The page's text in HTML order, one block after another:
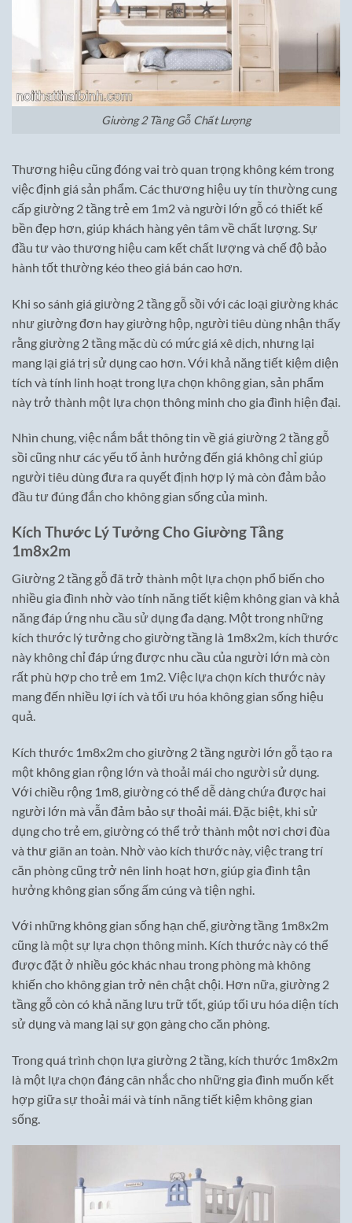
Giường 2 Tầng Gỗ Chất Lượng
Thương hiệu cũng đóng vai trò quan trọng không kém trong
việc định giá sản phẩm. Các thương hiệu uy tín thường cung
cấp giường 2 tầng trẻ em 1m2 và người lớn gỗ có thiết kế
bền đẹp hơn, giúp khách hàng yên tâm về chất lượng. Sự
đầu tư vào thương hiệu cam kết chất lượng và chế độ bảo
hành tốt thường kéo theo giá bán cao hơn.
Khi so sánh giá giường 2 tầng gỗ sồi với các loại giường khác
như giường đơn hay giường hộp, người tiêu dùng nhận thấy
rằng giường 2 tầng mặc dù có mức giá xê dịch, nhưng lại
mang lại giá trị sử dụng cao hơn. Với khả năng tiết kiệm diện
tích và tính linh hoạt trong lựa chọn không gian, sản phẩm
này trở thành một lựa chọn thông minh cho gia đình hiện đại.
Nhìn chung, việc nắm bắt thông tin về giá giường 2 tầng gỗ
sồi cũng như các yếu tố ảnh hưởng đến giá không chỉ giúp
người tiêu dùng đưa ra quyết định hợp lý mà còn đảm bảo
đầu tư đúng đắn cho không gian sống của mình.
Kích Thước Lý Tưởng Cho Giường Tầng
1m8x2m
Giường 2 tầng gỗ đã trở thành một lựa chọn phổ biến cho
nhiều gia đình nhờ vào tính năng tiết kiệm không gian và khả
năng đáp ứng nhu cầu sử dụng đa dạng. Một trong những
kích thước lý tưởng cho giường tầng là 1m8x2m, kích thước
này không chỉ đáp ứng được nhu cầu của người lớn mà còn
rất phù hợp cho trẻ em 1m2. Việc lựa chọn kích thước này
mang đến nhiều lợi ích và tối ưu hóa không gian sống hiệu
quả.
Kích thước 1m8x2m cho giường 2 tầng người lớn gỗ tạo ra
một không gian rộng lớn và thoải mái cho người sử dụng.
Với chiều rộng 1m8, giường có thể dễ dàng chứa được hai
người lớn mà vẫn đảm bảo sự thoải mái. Đặc biệt, khi sử
dụng cho trẻ em, giường có thể trở thành một nơi chơi đùa
và thư giãn an toàn. Nhờ vào kích thước này, việc trang trí
căn phòng cũng trở nên linh hoạt hơn, giúp gia đình tận
hưởng không gian sống ấm cúng và tiện nghi.
Với những không gian sống hạn chế, giường tầng 1m8x2m
cũng là một sự lựa chọn thông minh. Kích thước này có thể
được đặt ở nhiều góc khác nhau trong phòng mà không
khiến cho không gian trở nên chật chội. Hơn nữa, giường 2
tầng gỗ còn có khả năng lưu trữ tốt, giúp tối ưu hóa diện tích
sử dụng và mang lại sự gọn gàng cho căn phòng.
Trong quá trình chọn lựa giường 2 tầng, kích thước 1m8x2m
là một lựa chọn đáng cân nhắc cho những gia đình muốn kết
hợp giữa sự thoải mái và tính năng tiết kiệm không gian
sống.